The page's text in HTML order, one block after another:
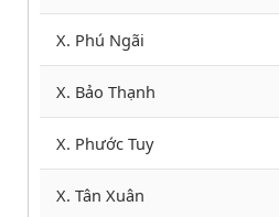
X. Phú Ngãi
X. Bảo Thạnh
X. Phước Tuy
X. Tân Xuân